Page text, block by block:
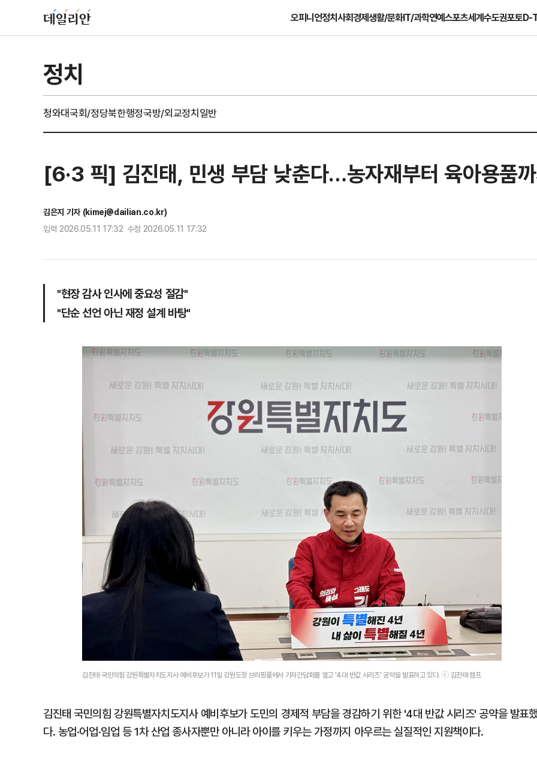
오피니언정치사회경제생활/문화IT/과학연예스포츠세계수도권포토D-
정치
청와대국회/정당북한행정국방/외교정치일반
[6·3 픽] 김진태, 민생 부담 낮춘다…농자재부터 육아용품
김은지 기자 (kimej@dailian.co.kr)
입력 2026.05.11 17:32 수정 2026.05.11 17:32
"현장 감사 인사에 중요성 절감"
"단순 선언 아닌 재정 설계 바탕"
김진태 국민의힘 강원특별자치도지사 예비후보가 11일 강원도청 브리핑룸에서 기자간담회를 열고 '4대 반값 시리즈' 공약을 발표하고 있다. ⓒ 김진태 캠프
김진태 국민의힘 강원특별자치도지사 예비후보가 도민의 경제적 부담을 경감하기 위한 '4대 반값 시리즈' 공약을 발표
다. 농업·어업·임업 등 1차 산업 종사자뿐만 아니라 아이를 키우는 가정까지 아우르는 실질적인 지원책이다.
1
[단독] 천하람, 국회의원 최초
법사위원들 "즉시 대법관 제
3
'크록스'의 숨은 위험
4
하닉 프리마켓 하한가 논란
5
'국장만 하라고?'…ISA 세제
'부글부글'